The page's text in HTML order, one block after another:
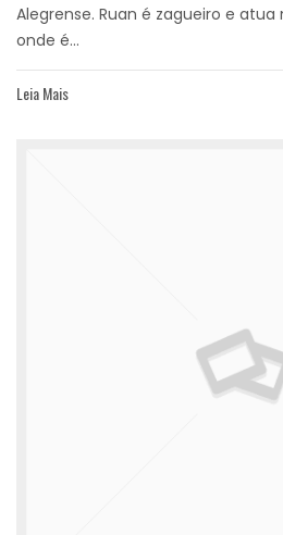
Alegrense. Ruan é zagueiro e
onde é...
Leia Mais